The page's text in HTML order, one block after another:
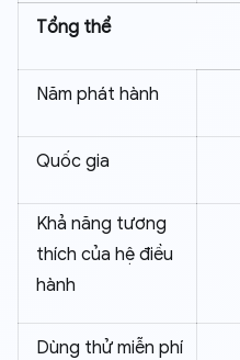
Tổng thể
Năm phát hành
Quốc gia
Khả năng tương
thích của hệ điều
hành
Dùng thử miễn phí